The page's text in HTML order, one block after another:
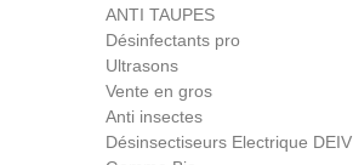
ANTI TAUPES
Désinfectants pro
Ultrasons
Vente en gros
Anti insectes
Désinsectiseurs Electrique DEIV